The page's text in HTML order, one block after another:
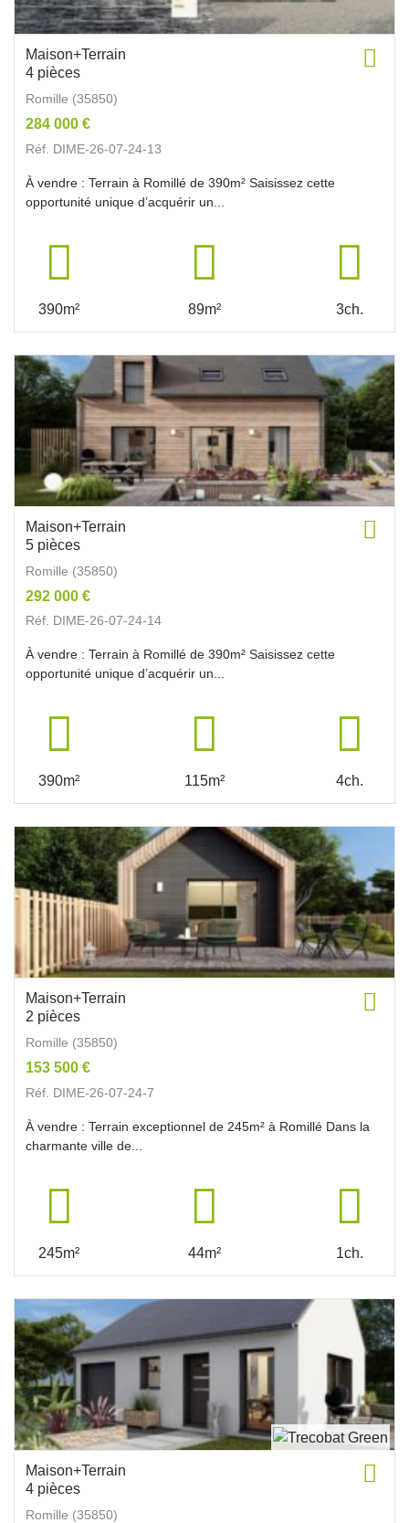
Maison+Terrain
4 pièces
Romille (35850)
284 000 €
Réf. DIME-26-07-24-13
À vendre : Terrain à Romillé de 390m² Saisissez cette
opportunité unique d’acquérir un...
390m² 89m² 3ch.
Maison+Terrain
5 pièces
Romille (35850)
292 000 €
Réf. DIME-26-07-24-14
À vendre : Terrain à Romillé de 390m² Saisissez cette
opportunité unique d’acquérir un...
390m² 115m² 4ch.
Maison+Terrain
2 pièces
Romille (35850)
153 500 €
Réf. DIME-26-07-24-7
À vendre : Terrain exceptionnel de 245m² à Romillé Dans la
charmante ville de...
245m² 44m² 1ch.
Maison+Terrain
4 pièces
Romille (35850)